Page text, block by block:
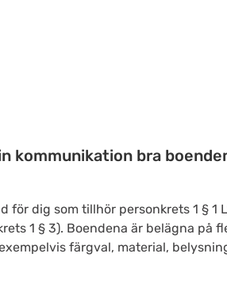
kommunikation bra
dig som tillhör personkrets 1 § 1
1 § 3). Boendena är belägna på
färgval, material,